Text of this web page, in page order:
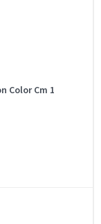
Color Cm 1